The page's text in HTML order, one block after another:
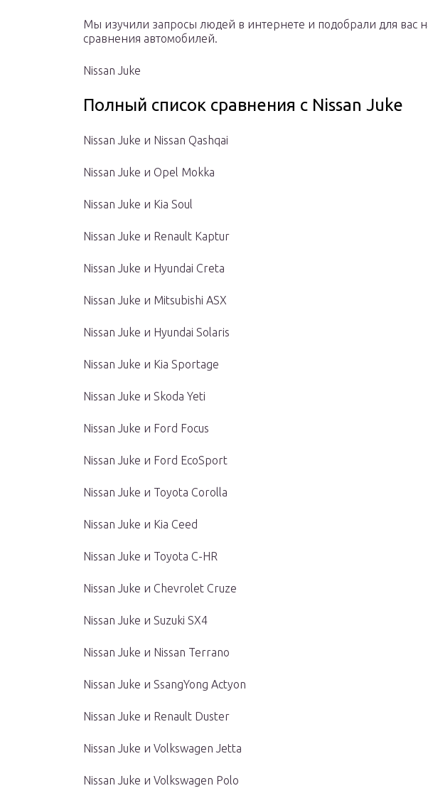
Мы изучили запросы людей в интернете и подобрали для вас
сравнения автомобилей.
Nissan Juke
Полный список сравнения с Nissan Juke
Nissan Juke и Nissan Qashqai
Nissan Juke и Opel Mokka
Nissan Juke и Kia Soul
Nissan Juke и Renault Kaptur
Nissan Juke и Hyundai Creta
Nissan Juke и Mitsubishi ASX
Nissan Juke и Hyundai Solaris
Nissan Juke и Kia Sportage
Nissan Juke и Skoda Yeti
Nissan Juke и Ford Focus
Nissan Juke и Ford EcoSport
Nissan Juke и Toyota Corolla
Nissan Juke и Kia Ceed
Nissan Juke и Toyota C-HR
Nissan Juke и Chevrolet Cruze
Nissan Juke и Suzuki SX4
Nissan Juke и Nissan Terrano
Nissan Juke и SsangYong Actyon
Nissan Juke и Renault Duster
Nissan Juke и Volkswagen Jetta
Nissan Juke и Volkswagen Polo